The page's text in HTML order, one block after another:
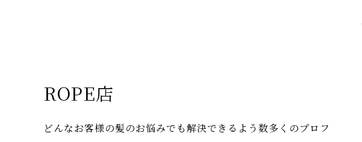
ROPE店
どんなお客様の髪のお悩みでも解決できるよう数多くのプロフ